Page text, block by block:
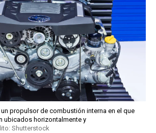
propulsor de combustión interna en el que
ubicados horizontalmente y
Shutterstock